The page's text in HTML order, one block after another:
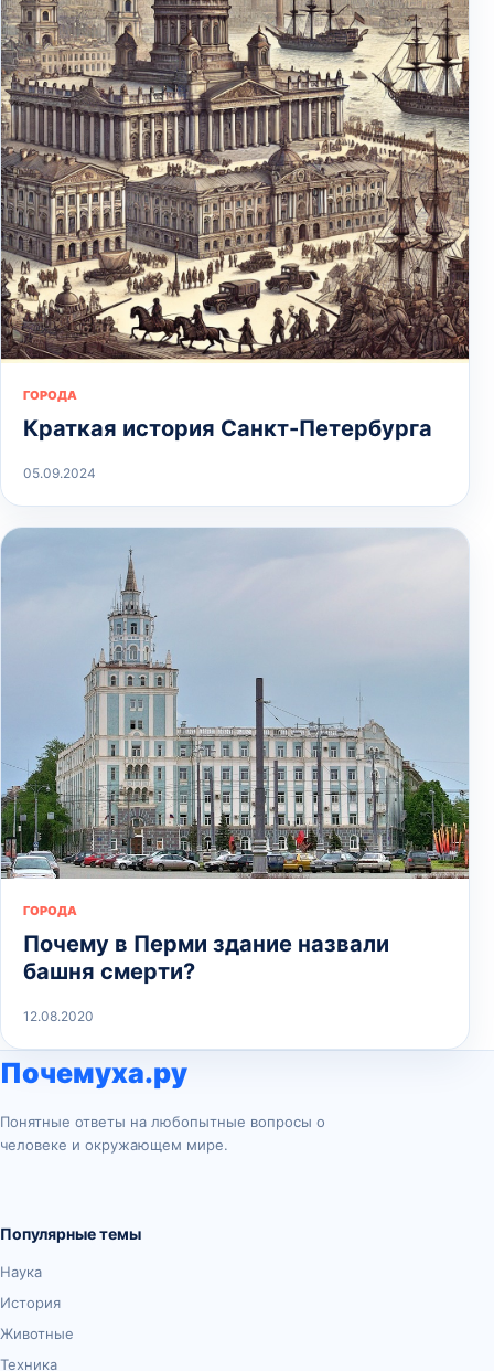
ГОРОДА
Краткая история Санкт-Петербурга
05.09.2024
ГОРОДА
Почему в Перми здание назвали
башня смерти?
12.08.2020
Почемуха.ру
Понятные ответы на любопытные вопросы о
человеке и окружающем мире.
Популярные темы
Наука
История
Животные
Техника